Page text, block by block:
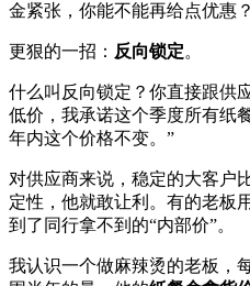
金紧张，你能不能再给点优惠
更狠的一招： 反向锁定。
什么叫反向锁定？你直接跟供
低价，我承诺这个季度所有纸
年内这个价格不变。”
对供应商来说，稳定的大客户
定性，他就敢让利。有的老板
到了同行拿不到的“内部价”。
我认识一个做麻辣烫的老板，